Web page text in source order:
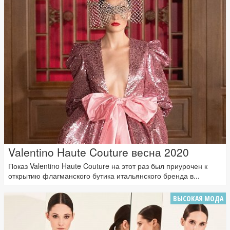
Valentino Haute Couture весна 2020
Показ Valentino Haute Couture на этот раз был приурочен к
открытию флагманского бутика итальянского бренда в...
ВЫСОКАЯ МОДА